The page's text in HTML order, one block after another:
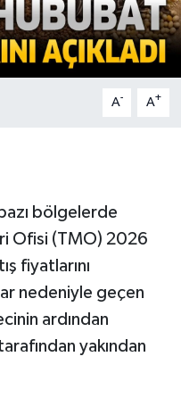
A- A+
bölgelerde
Ofisi (TMO) 2026
fiyatlarını
nedeniyle geçen
ardından
yakından